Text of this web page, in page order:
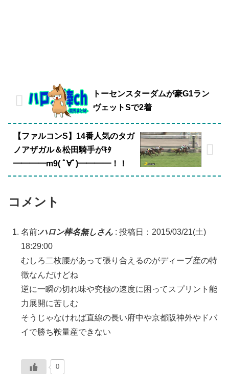
トーセンスターダムが豪G1ラン
ヴェットSで2着
【ファルコンS】14番人気のタガ
ノアザガル＆松田騎手がｷﾀ
━━━━m9( ﾟ∀ﾟ)━━━━！！
コメント
名前:ハロン棒名無しさん : 投稿日：2015/03/21(土)
18:29:00
むしろ二枚腰があって張り合えるのがディープ産の特
徴なんだけどね
逆に一瞬の切れ味や究極の速度に困ってスプリント能
力展開に苦しむ
そうじゃなければ直線の長い府中や京都阪神外やドバ
イで勝ち鞍量産できない
0